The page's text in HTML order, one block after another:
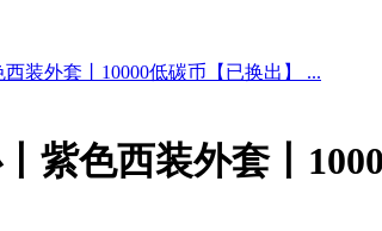
装外套丨10000低碳币【已换出】 ...
紫色西装外套丨